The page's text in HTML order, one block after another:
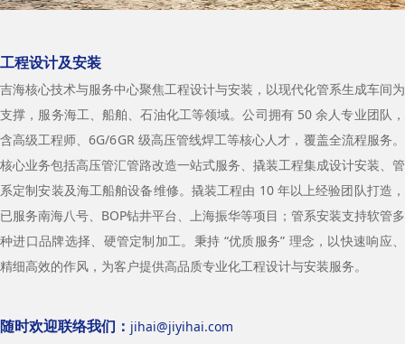
工程设计及安装
吉海核心技术与服务中心聚焦工程设计与安装，以现代化管系生成车间为
支撑，服务海工、船舶、石油化工等领域。公司拥有 50 余人专业团队，
含高级工程师、6G/6GR 级高压管线焊工等核心人才，覆盖全流程服务。
核心业务包括高压管汇管路改造一站式服务、撬装工程集成设计安装、管
系定制安装及海工船舶设备维修。撬装工程由 10 年以上经验团队打造，
已服务南海八号、BOP钻井平台、上海振华等项目；管系安装支持软管多
种进口品牌选择、硬管定制加工。秉持 “优质服务” 理念，以快速响应、
精细高效的作风，为客户提供高品质专业化工程设计与安装服务。
随时欢迎联络我们： jihai@jiyihai.com